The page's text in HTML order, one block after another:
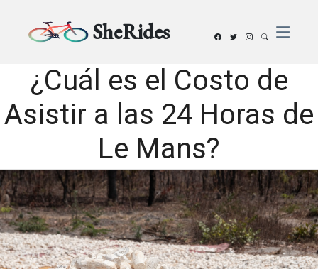
SheRides
¿Cuál es el Costo de
Asistir a las 24 Horas de
Le Mans?